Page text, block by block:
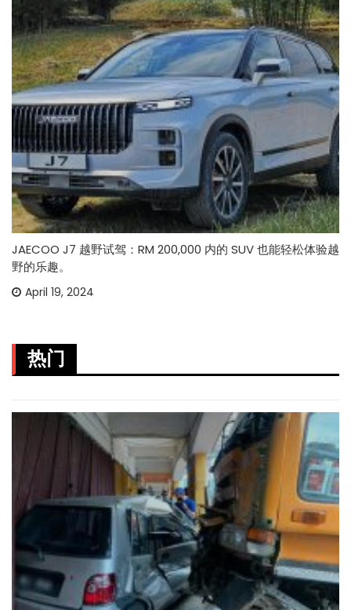
JAECOO J7 越野试驾：RM 200,000 内的 SUV 也能轻松体验越
野的乐趣。
April 19, 2024
热门